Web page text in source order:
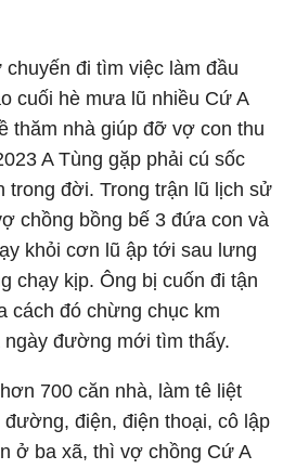
đi tìm việc làm đầu
cuối hè mưa lũ nhiều Cứ A
thăm nhà giúp đỡ vợ con thu
A Tùng gặp phải cú sốc
trong đời. Trong trận lũ lịch sử
chồng bồng bế 3 đứa con và
khỏi cơn lũ ập tới sau lưng
chạy kịp. Ông bị cuốn đi tận
cách đó chừng chục km
đường mới tìm thấy.
700 căn nhà, làm tê liệt
đường, điện, điện thoại, cô lập
ở ba xã, thì vợ chồng Cứ A